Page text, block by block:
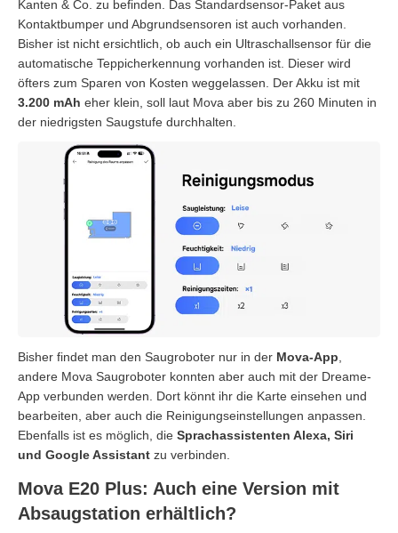
Kanten & Co. zu befinden. Das Standardsensor-Paket aus
Kontaktbumper und Abgrundsensoren ist auch vorhanden.
Bisher ist nicht ersichtlich, ob auch ein Ultraschallsensor für die
automatische Teppicherkennung vorhanden ist. Dieser wird
öfters zum Sparen von Kosten weggelassen. Der Akku ist mit
3.200 mAh eher klein, soll laut Mova aber bis zu 260 Minuten in
der niedrigsten Saugstufe durchhalten.
Bisher findet man den Saugroboter nur in der Mova-App
andere Mova Saugroboter konnten aber auch mit der Dreame-
App verbunden werden. Dort könnt ihr die Karte einsehen und
bearbeiten, aber auch die Reinigungseinstellungen anpassen.
Ebenfalls ist es möglich, die Sprachassistenten Alexa, Siri
und Google Assistant zu verbinden.
Mova E20 Plus: Auch eine Version mit
Absaugstation erhältlich?